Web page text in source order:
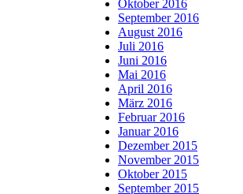
Oktober 2016
September 2016
August 2016
Juli 2016
Juni 2016
Mai 2016
April 2016
März 2016
Februar 2016
Januar 2016
Dezember 2015
November 2015
Oktober 2015
September 2015